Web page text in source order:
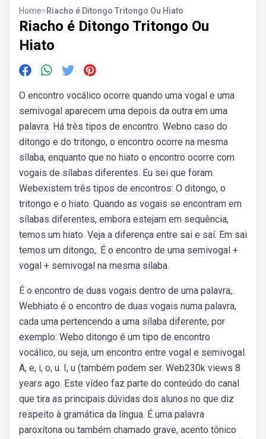
Home>Riacho é Ditongo Tritongo Ou Hiato
Riacho é Ditongo Tritongo Ou
Hiato
O encontro vocálico ocorre quando uma vogal e uma
semivogal aparecem uma depois da outra em uma
palavra. Há três tipos de encontro. Webno caso do
ditongo e do tritongo, o encontro ocorre na mesma
sílaba, enquanto que no hiato o encontro ocorre com
vogais de sílabas diferentes. Eu sei que foram.
Webexistem três tipos de encontros: O ditongo, o
tritongo e o hiato. Quando as vogais se encontram em
sílabas diferentes, embora estejam em sequência,
temos um hiato. Veja a diferença entre sai e saí. Em sai
temos um ditongo,. É o encontro de uma semivogal +
vogal + semivogal na mesma sílaba.
É o encontro de duas vogais dentro de uma palavra,.
Webhiato é o encontro de duas vogais numa palavra,
cada uma pertencendo a uma sílaba diferente, por
exemplo: Webo ditongo é um tipo de encontro
vocálico, ou seja, um encontro entre vogal e semivogal.
A, e, i, o, u. I, u (também podem ser. Web230k views 8
years ago. Este vídeo faz parte do conteúdo do canal
que tira as principais dúvidas dos alunos no que diz
respeito à gramática da língua. É uma palavra
paroxítona ou também chamado grave, acento tônico